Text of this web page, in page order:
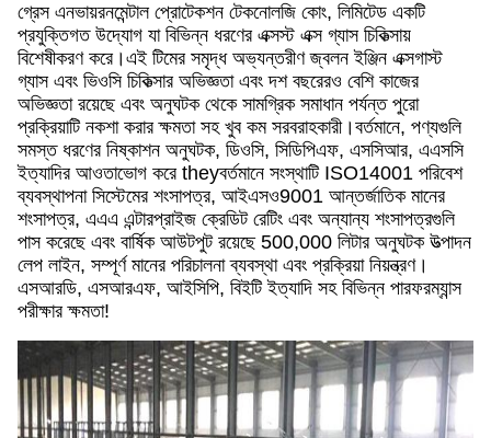
গ্রেস এনভায়রনমেন্টাল প্রোটেকশন টেকনোলজি কোং, লিমিটেড একটি
প্রযুক্তিগত উদ্যোগ যা বিভিন্ন ধরণের এক্সস্ট এক্স গ্যাস চিকিত্সায়
বিশেষীকরণ করে।এই টিমের সমৃদ্ধ অভ্যন্তরীণ জ্বলন ইঞ্জিন এক্সগাস্ট
গ্যাস এবং ভিওসি চিকিত্সার অভিজ্ঞতা এবং দশ বছরেরও বেশি কাজের
অভিজ্ঞতা রয়েছে এবং অনুঘটক থেকে সামগ্রিক সমাধান পর্যন্ত পুরো
প্রক্রিয়াটি নকশা করার ক্ষমতা সহ খুব কম সরবরাহকারী।বর্তমানে, পণ্যগুলি
সমস্ত ধরণের নিষ্কাশন অনুঘটক, ডিওসি, সিডিপিএফ, এসসিআর, এএসসি
ইত্যাদির আওতাভোগ করে theyবর্তমানে সংস্থাটি ISO14001 পরিবেশ
ব্যবস্থাপনা সিস্টেমের শংসাপত্র, আইএসও9001 আন্তর্জাতিক মানের
শংসাপত্র, এএএ এন্টারপ্রাইজ ক্রেডিট রেটিং এবং অন্যান্য শংসাপত্রগুলি
পাস করেছে এবং বার্ষিক আউটপুট রয়েছে 500,000 লিটার অনুঘটক উত্পাদন
লেপ লাইন, সম্পূর্ণ মানের পরিচালনা ব্যবস্থা এবং প্রক্রিয়া নিয়ন্ত্রণ।
এসআরডি, এসআরএফ, আইসিপি, বিইটি ইত্যাদি সহ বিভিন্ন পারফরম্যান্স
পরীক্ষার ক্ষমতা!